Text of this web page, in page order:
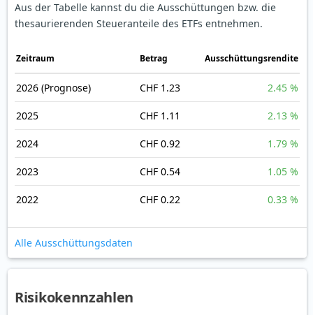
Aus der Tabelle kannst du die Ausschüttungen bzw. die
thesaurierenden Steueranteile des ETFs entnehmen.
Zeitraum Betrag Ausschüttungsrendite
2026 (Prognose) CHF 1.23 2.45 %
2025 CHF 1.11 2.13 %
2024 CHF 0.92 1.79 %
2023 CHF 0.54 1.05 %
2022 CHF 0.22 0.33 %
Alle Ausschüttungsdaten
Risikokennzahlen